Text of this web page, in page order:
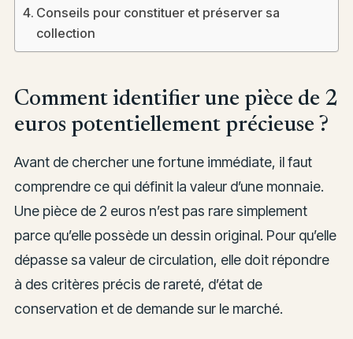
Conseils pour constituer et préserver sa
collection
Comment identifier une pièce de 2
euros potentiellement précieuse ?
Avant de chercher une fortune immédiate, il faut
comprendre ce qui définit la valeur d’une monnaie.
Une pièce de 2 euros n’est pas rare simplement
parce qu’elle possède un dessin original. Pour qu’elle
dépasse sa valeur de circulation, elle doit répondre
à des critères précis de rareté, d’état de
conservation et de demande sur le marché.